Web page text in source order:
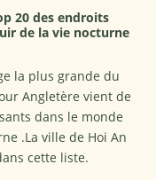
20 des endroits
de la vie nocturne
la plus grande du
Angletère vient de
dans le monde
.La ville de Hoi An
cette liste.